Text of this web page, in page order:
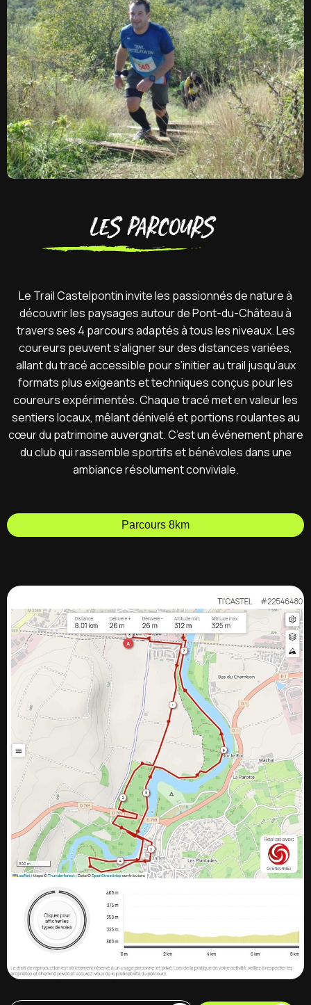
les parcours
Le Trail Castelpontin invite les passionnés de nature à
découvrir les paysages autour de Pont-du-Château à
travers ses 4 parcours adaptés à tous les niveaux. Les
coureurs peuvent s’aligner sur des distances variées,
allant du tracé accessible pour s’initier au trail jusqu’aux
formats plus exigeants et techniques conçus pour les
coureurs expérimentés. Chaque tracé met en valeur les
sentiers locaux, mêlant dénivelé et portions roulantes au
cœur du patrimoine auvergnat. C’est un événement phare
du club qui rassemble sportifs et bénévoles dans une
ambiance résolument conviviale.
Parcours 8km